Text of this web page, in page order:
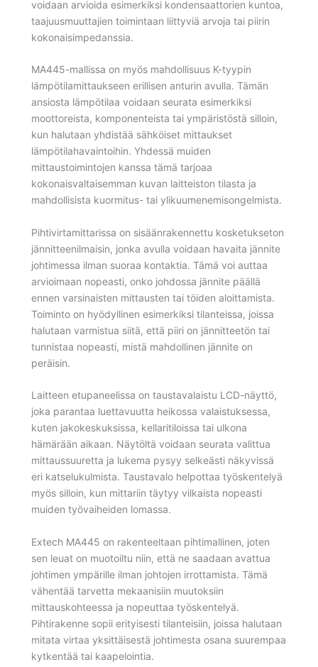
voidaan arvioida esimerkiksi kondensaattorien kuntoa,
taajuusmuuttajien toimintaan liittyviä arvoja tai piirin
kokonaisimpedanssia.
MA445-mallissa on myös mahdollisuus K-tyypin
lämpötilamittaukseen erillisen anturin avulla. Tämän
ansiosta lämpötilaa voidaan seurata esimerkiksi
moottoreista, komponenteista tai ympäristöstä silloin,
kun halutaan yhdistää sähköiset mittaukset
lämpötilahavaintoihin. Yhdessä muiden
mittaustoimintojen kanssa tämä tarjoaa
kokonaisvaltaisemman kuvan laitteiston tilasta ja
mahdollisista kuormitus- tai ylikuumenemisongelmista.
Pihtivirtamittarissa on sisäänrakennettu kosketukseton
jännitteenilmaisin, jonka avulla voidaan havaita jännite
johtimessa ilman suoraa kontaktia. Tämä voi auttaa
arvioimaan nopeasti, onko johdossa jännite päällä
ennen varsinaisten mittausten tai töiden aloittamista.
Toiminto on hyödyllinen esimerkiksi tilanteissa, joissa
halutaan varmistua siitä, että piiri on jännitteetön tai
tunnistaa nopeasti, mistä mahdollinen jännite on
peräisin.
Laitteen etupaneelissa on taustavalaistu LCD-näyttö,
joka parantaa luettavuutta heikossa valaistuksessa,
kuten jakokeskuksissa, kellaritiloissa tai ulkona
hämärään aikaan. Näytöltä voidaan seurata valittua
mittaussuuretta ja lukema pysyy selkeästi näkyvissä
eri katselukulmista. Taustavalo helpottaa työskentelyä
myös silloin, kun mittariin täytyy vilkaista nopeasti
muiden työvaiheiden lomassa.
Extech MA445 on rakenteeltaan pihtimallinen, joten
sen leuat on muotoiltu niin, että ne saadaan avattua
johtimen ympärille ilman johtojen irrottamista. Tämä
vähentää tarvetta mekaanisiin muutoksiin
mittauskohteessa ja nopeuttaa työskentelyä.
Pihtirakenne sopii erityisesti tilanteisiin, joissa halutaan
mitata virtaa yksittäisestä johtimesta osana suurempaa
kytkentää tai kaapelointia.